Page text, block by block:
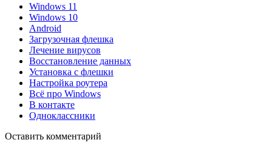
Windows 11
Windows 10
Android
Загрузочная флешка
Лечение вирусов
Восстановление данных
Установка с флешки
Настройка роутера
Всё про Windows
В контакте
Одноклассники
Оставить комментарий